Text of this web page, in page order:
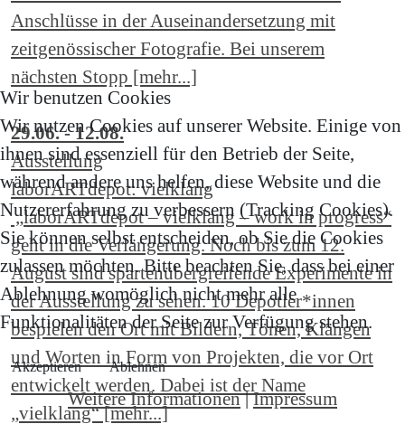
Anschlüsse in der Auseinandersetzung mit
zeitgenössischer Fotografie. Bei unserem
nächsten Stopp [mehr...]
29.06. - 12.08.
Ausstellung
laborARTdepot: vielklang
„laborARTdepot – vielklang – work in progress“
geht in die Verlängerung. Noch bis zum 12.
August sind spartenübergreifende Experimente in
der Ausstellung zu sehen. 10 Depotler*innen
bespielen den Ort mit Bildern, Tönen, Klängen
und Worten in Form von Projekten, die vor Ort
entwickelt werden. Dabei ist der Name
„vielklang“ [mehr...]
Wir benutzen Cookies
Wir nutzen Cookies auf unserer Website. Einige von
ihnen sind essenziell für den Betrieb der Seite,
während andere uns helfen, diese Website und die
Nutzererfahrung zu verbessern (Tracking Cookies).
Sie können selbst entscheiden, ob Sie die Cookies
zulassen möchten. Bitte beachten Sie, dass bei einer
Ablehnung womöglich nicht mehr alle
Funktionalitäten der Seite zur Verfügung stehen.
Akzeptieren Ablehnen
Weitere Informationen|Impressum